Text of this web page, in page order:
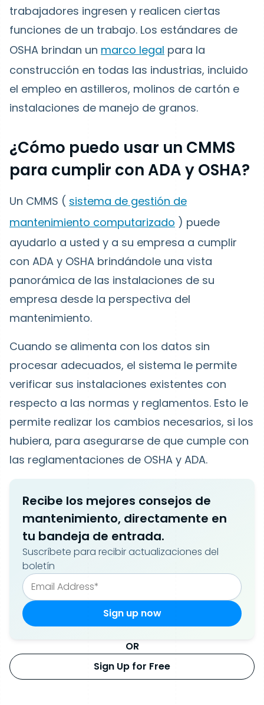
trabajadores ingresen y realicen ciertas
funciones de un trabajo. Los estándares de
OSHA brindan un marco legal para la
construcción en todas las industrias, incluido
el empleo en astilleros, molinos de cartón e
instalaciones de manejo de granos.
¿Cómo puedo usar un CMMS
para cumplir con ADA y OSHA?
Un CMMS ( sistema de gestión de
mantenimiento computarizado ) puede
ayudarlo a usted y a su empresa a cumplir
con ADA y OSHA brindándole una vista
panorámica de las instalaciones de su
empresa desde la perspectiva del
mantenimiento.
Cuando se alimenta con los datos sin
procesar adecuados, el sistema le permite
verificar sus instalaciones existentes con
respecto a las normas y reglamentos. Esto le
permite realizar los cambios necesarios, si los
hubiera, para asegurarse de que cumple con
las reglamentaciones de OSHA y ADA.
Recibe los mejores consejos de
mantenimiento, directamente en
tu bandeja de entrada.
Suscríbete para recibir actualizaciones del
boletín
OR
Sign Up for Free